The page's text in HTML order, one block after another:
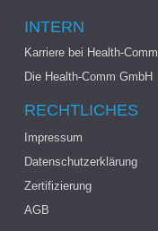
INTERN
Karriere bei Health-Comm
Die Health-Comm GmbH
RECHTLICHES
Impressum
Datenschutzerklärung
Zertifizierung
AGB